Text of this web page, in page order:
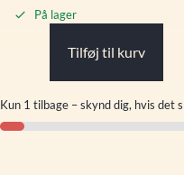
På lager
Tilføj til kurv
Kun 1 tilbage – skynd dig, hvis det